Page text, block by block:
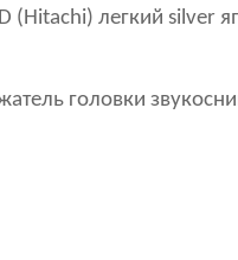
(Hitachi) легкий silver
головки